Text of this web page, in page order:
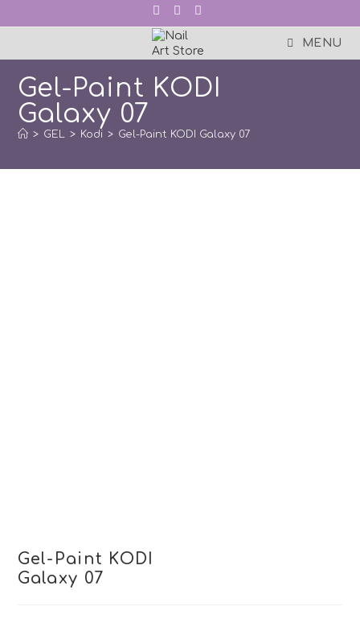
MENU
Gel-Paint KODI
Galaxy 07
> GEL > Kodi > Gel-Paint KODI Galaxy 07
Gel-Paint KODI
Galaxy 07